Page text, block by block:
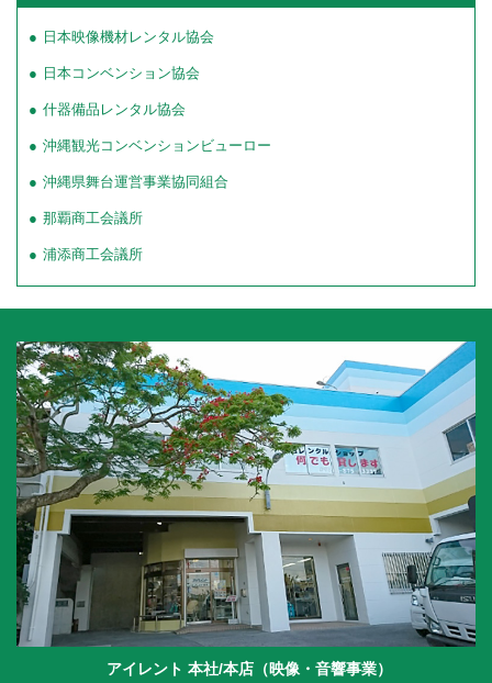
日本映像機材レンタル協会
日本コンベンション協会
什器備品レンタル協会
沖縄観光コンベンションビューロー
沖縄県舞台運営事業協同組合
那覇商工会議所
浦添商工会議所
アイレント 本社/本店（映像・音響事業）